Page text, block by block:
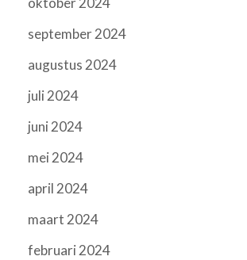
september 2024
augustus 2024
juli 2024
juni 2024
mei 2024
april 2024
maart 2024
februari 2024